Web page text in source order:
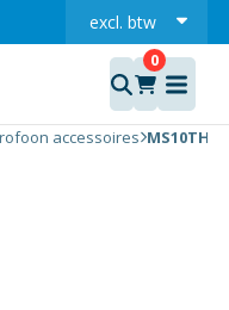
excl. btw
incl.
accessoires MS10TH